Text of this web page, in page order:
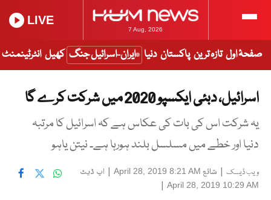
7 Aug, 2026
LIVE
صفحۂ اول تازہ ترین پاکستان دنیا ایران-اسرائیل جنگ کھیل انٹرٹینمنٹ
اسرائیل، دبئی ایکسپو 2020 میں شرکت کرے گا
یہ شرکت اس کی بات کی عکاس ہے کہ اسرائیل کا مرتبہ
دنیا اور خطے میں مسلسل بلند ہورہا ہے۔ نیتن یاہو
ویب ڈیسک | شائع April 28, 2019 8:21 AM
| اپ ڈیٹ
April 28, 2019 10:29 AM
|